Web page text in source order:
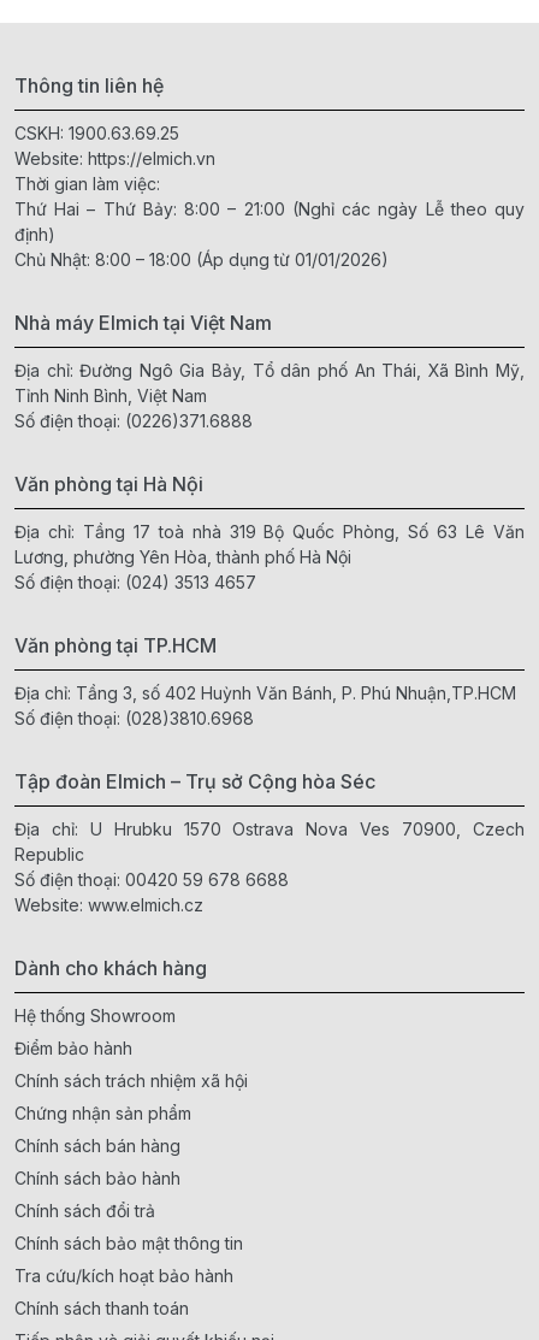
Thông tin liên hệ
CSKH: 1900.63.69.25
Website: https://elmich.vn
Thời gian làm việc:
Thứ Hai – Thứ Bảy: 8:00 – 21:00 (Nghỉ các ngày Lễ theo quy
định)
Chủ Nhật: 8:00 – 18:00 (Áp dụng từ 01/01/2026)
Nhà máy Elmich tại Việt Nam
Địa chỉ: Đường Ngô Gia Bảy, Tổ dân phố An Thái, Xã Bình Mỹ,
Tỉnh Ninh Bình, Việt Nam
Số điện thoại: (0226)371.6888
Văn phòng tại Hà Nội
Địa chỉ: Tầng 17 toà nhà 319 Bộ Quốc Phòng, Số 63 Lê Văn
Lương, phường Yên Hòa, thành phố Hà Nội
Số điện thoại: (024) 3513 4657
Văn phòng tại TP.HCM
Địa chỉ: Tầng 3, số 402 Huỳnh Văn Bánh, P. Phú Nhuận,TP.HCM
Số điện thoại: (028)3810.6968
Tập đoàn Elmich – Trụ sở Cộng hòa Séc
Địa chỉ: U Hrubku 1570 Ostrava Nova Ves 70900, Czech
Republic
Số điện thoại: 00420 59 678 6688
Website: www.elmich.cz
Dành cho khách hàng
Hệ thống Showroom
Điểm bảo hành
Chính sách trách nhiệm xã hội
Chứng nhận sản phẩm
Chính sách bán hàng
Chính sách bảo hành
Chính sách đổi trả
Chính sách bảo mật thông tin
Tra cứu/kích hoạt bảo hành
Chính sách thanh toán